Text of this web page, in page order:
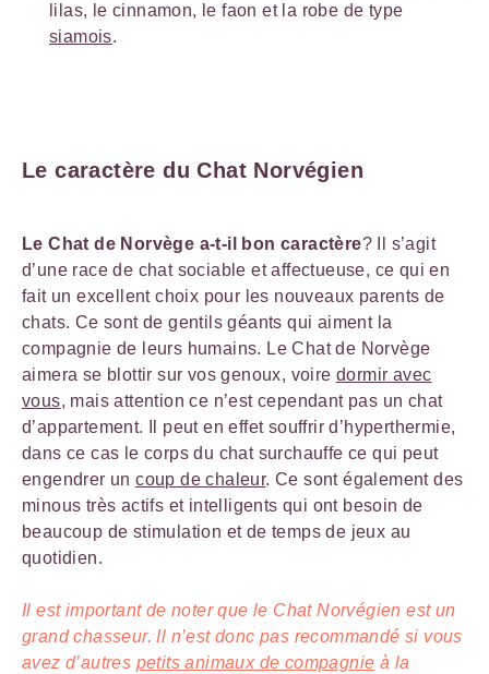
lilas, le cinnamon, le faon et la robe de type
siamois.
Le caractère du Chat Norvégien
Le Chat de Norvège a-t-il bon caractère? Il s’agit
d’une race de chat sociable et affectueuse, ce qui en
fait un excellent choix pour les nouveaux parents de
chats. Ce sont de gentils géants qui aiment la
compagnie de leurs humains. Le Chat de Norvège
aimera se blottir sur vos genoux, voire dormir avec
vous, mais attention ce n’est cependant pas un chat
d’appartement. Il peut en effet souffrir d’hyperthermie,
dans ce cas le corps du chat surchauffe ce qui peut
engendrer uncoup de chaleur. Ce sont également des
minous très actifs et intelligents qui ont besoin de
beaucoup de stimulation et de temps de jeux au
quotidien.
Il est important de noter que le Chat Norvégien est un
grand chasseur. Il n’est donc pas recommandé si vous
avez d’autres petits animaux de compagnie à la